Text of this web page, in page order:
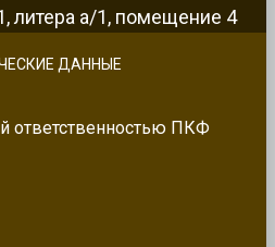
литера а/1, помещение 4
ДАННЫЕ
ответственностью ПКФ